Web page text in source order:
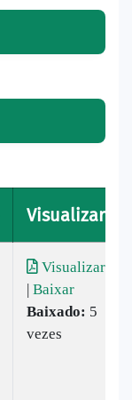
Visualizar
Visualizar
| Baixar
Baixado: 5
vezes